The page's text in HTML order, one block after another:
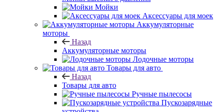
Мойки
Аксессуары для моек
Аккумуляторные
моторы
Назад
Аккумуляторные моторы
Лодочные моторы
Товары для авто
Назад
Товары для авто
Ручные пылесосы
Пускозарядные